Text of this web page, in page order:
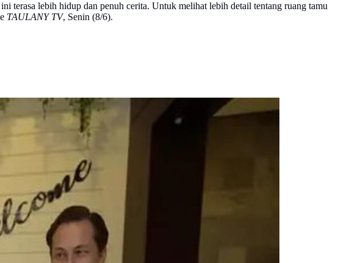
terasa lebih hidup dan penuh cerita. Untuk melihat lebih detail tentang ruang tamu
TAULANY TV, Senin (8/6).